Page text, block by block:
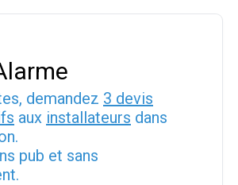
demandez 3 devis
aux installateurs dans
pub et sans